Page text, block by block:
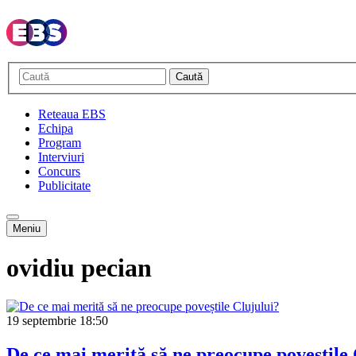
Caută
Reteaua EBS
Echipa
Program
Interviuri
Concurs
Publicitate
Meniu
ovidiu pecian
19 septembrie 18:50